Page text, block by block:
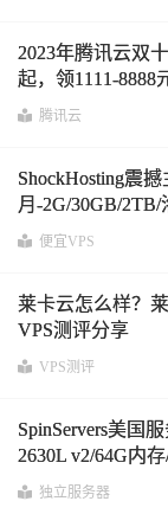
2023年腾讯云双
起，领1111-8888
腾讯云
ShockHosting震
月-2G/30GB/
13个机房
便宜VPS
莱卡云怎么样？
VPS测评分享
VPS测评
SpinServers美国
2630L v2/64G内
不限流量
独立服务器